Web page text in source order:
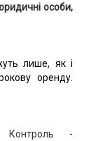
особи,
лише, як і
оренду.
Контроль -